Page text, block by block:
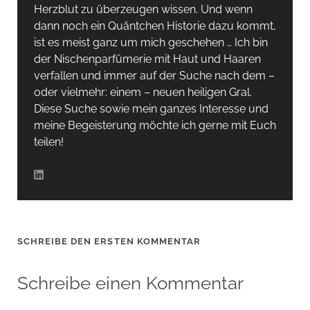
Herzblut zu überzeugen wissen. Und wenn
dann noch ein Quäntchen Historie dazu kommt,
ist es meist ganz um mich geschehen … Ich bin
der Nischenparfümerie mit Haut und Haaren
verfallen und immer auf der Suche nach dem –
oder vielmehr: einem – neuen heiligen Gral.
Diese Suche sowie mein ganzes Interesse und
meine Begeisterung möchte ich gerne mit Euch
teilen!
SCHREIBE DEN ERSTEN KOMMENTAR
Schreibe einen Kommentar